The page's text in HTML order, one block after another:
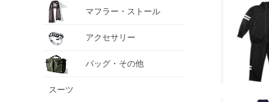
マフラー・ストール
アクセサリー
バッグ・その他
スーツ